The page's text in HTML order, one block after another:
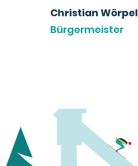
Christian Wörpel
Bürgermeister